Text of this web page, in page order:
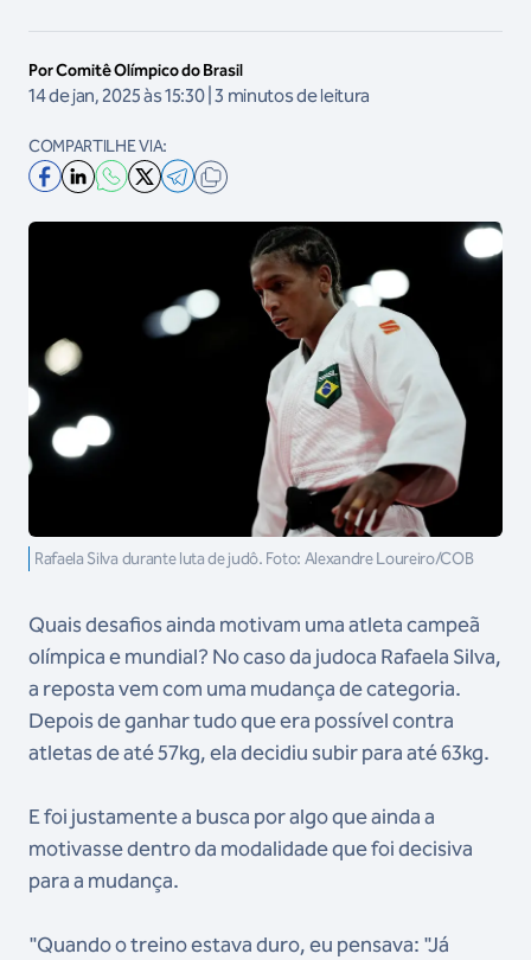
Por Comitê Olímpico do Brasil
14 de jan, 2025 às 15:30 | 3 minutos de leitura
COMPARTILHE VIA:
Rafaela Silva durante luta de judô. Foto: Alexandre Loureiro/COB
Quais desafios ainda motivam uma atleta campeã
olímpica e mundial? No caso da judoca Rafaela Silva,
a reposta vem com uma mudança de categoria.
Depois de ganhar tudo que era possível contra
atletas de até 57kg, ela decidiu subir para até 63kg.
E foi justamente a busca por algo que ainda a
motivasse dentro da modalidade que foi decisiva
para a mudança.
"Quando o treino estava duro, eu pensava: "Já